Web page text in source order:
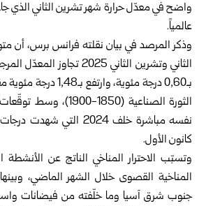
واضح في معدّل حرارة شهر تشرين الثاني الذي
عالمياً.
وذكر المرصد في بيان نقلته فرانس برس، أن
بـ0,60 درجة مئوية،
الثورة الصناعية (1850-
نفسه مباشرة خلف 2024 التي
كانون الأول.
وتسبّب الاحترار المناخي الناتج عن الأنشطة
المناخية القصوى خلال الشهر الماضي،
جنوب شرق آسيا وما خلّفته من فيضانات